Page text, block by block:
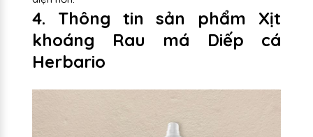
4. Thông tin sản phẩm Xịt
khoáng Rau má Diếp cá
Herbario